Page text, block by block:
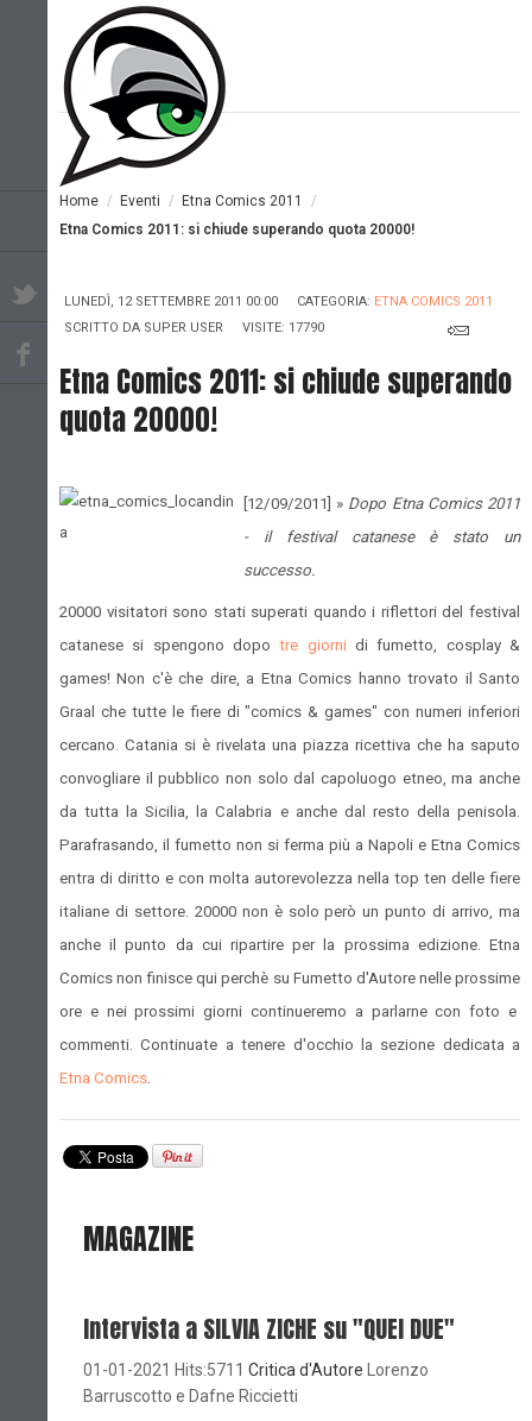
Home / Eventi / Etna Comics 2011
/
Etna Comics 2011: si chiude superando quota 20000!
LUNEDÌ, 12 SETTEMBRE 2011 00:00 CATEGORIA: ETNA COMICS 2011
SCRITTO DA SUPER USER VISITE: 17790
Etna Comics 2011: si chiude superando
quota 20000!
[12/09/2011] » Dopo Etna Comics 2011
- il festival catanese è stato un
successo.
20000 visitatori sono stati superati quando i riflettori del festival
catanese si spengono dopotre giornidi fumetto, cosplay &
games! Non c'è che dire, a Etna Comics hanno trovato il Santo
Graal che tutte le fiere di "comics & games" con numeri inferiori
cercano. Catania si è rivelata una piazza ricettiva che ha saputo
convogliare il pubblico non solo dal capoluogo etneo, ma anche
da tutta la Sicilia, la Calabria e anche dal resto della penisola.
Parafrasando, il fumetto non si ferma più a Napoli e Etna Comics
entra di diritto e con molta autorevolezza nella top ten delle fiere
italiane di settore. 20000 non è solo però un punto di arrivo, ma
anche il punto da cui ripartire per la prossima edizione. Etna
Comics non finisce qui perchè su Fumetto d'Autore nelle prossime
ore e nei prossimi giorni continueremo a parlarne con foto e
commenti. Continuate a tenere d'occhio la sezione dedicata a
Etna Comics.
MAGAZINE
Intervista a SILVIA ZICHE su "QUEI DUE"
01-01-2021 Hits:5711 Critica d'Autore Lorenzo
Barruscotto e Dafne Riccietti